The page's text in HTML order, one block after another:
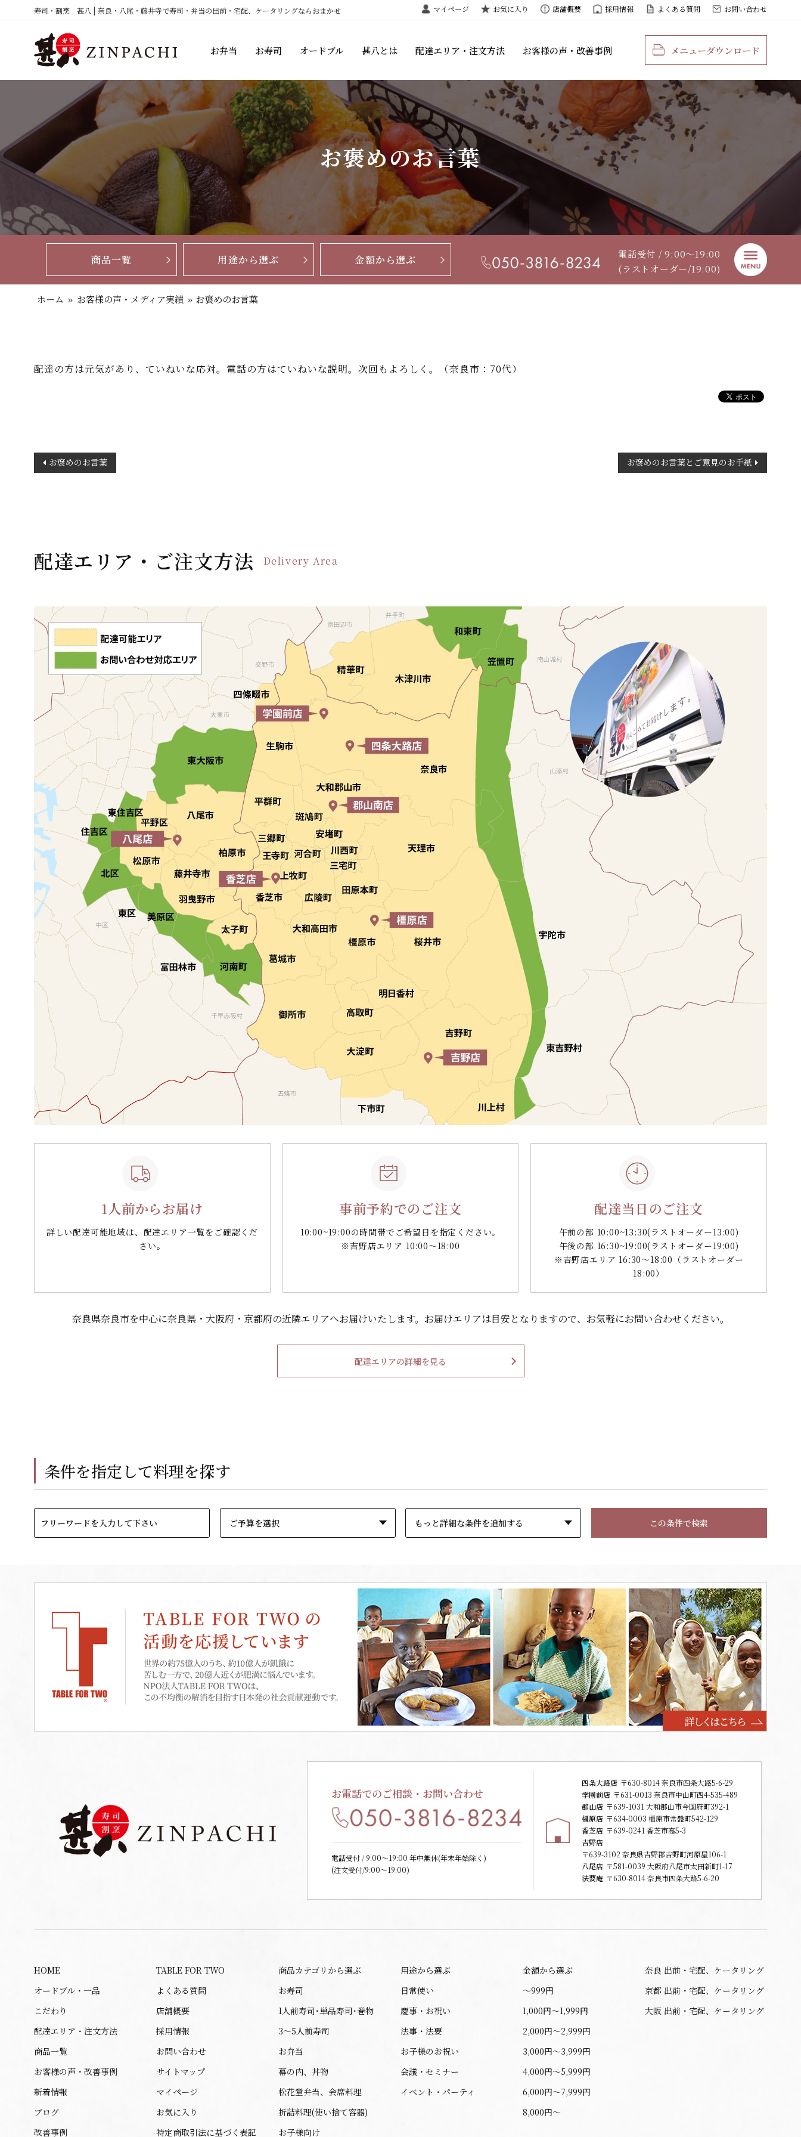
ン
プ
寿司・割烹 甚八 | 奈良・八尾・藤井寺で寿司・弁当の出前・宅配、ケータリングならおまかせ マイページ お気に入り 店舗概要 採用情報 よくある質問 お問い合わせ
お弁当 お寿司 オードブル 甚八とは 配達エリア・注文方法 お客様の声・改善事例 メニューダウンロード
お褒めのお言葉
商品一覧 用途から選ぶ 金額から選ぶ
電話受付 / 9:00〜19:00
(ラストオーダー/19:00)
ホーム » お客様の声・メディア実績 » お褒めのお言葉
配達の方は元気があり、ていねいな応対。電話の方はていねいな説明。次回もよろしく。（奈良市：70代）
稿
シ
ョ
お褒めのお言葉 お褒めのお言葉とご意見のお手紙
配達エリア・ご注文方法 Delivery Area
1人前からお届け
詳しい配達可能地域は、配達エリア一覧をご確認くだ
さい。
事前予約でのご注文
10:00~19:00の時間帯で ご希望日を指定ください。
※吉野店エリア 10:00～18:00
配達当日のご注文
午前の部 10:00~13:30(ラストオーダー13:00)
午後の部 16:30~19:00(ラストオーダー19:00)
※吉野店エリア 16:30～18:00（ラストオーダー
18:00）
奈良県奈良市を中心に奈良県・大阪府・京都府の近隣エリアへお届けいたします。 お届けエリアは目安となりますので、 お気軽にお問い合わせください。
配達エリアの詳細を見る
条件を指定して料理を探す
もっと詳細な条件を追加する この条件で検索
お電話でのご相談・お問い合わせ
電話受付 / 9:00〜19:00 年中無休(年末年始除く)
(注文受付/9:00～19:00)
四条大路店 〒630-8014 奈良市四条大路5-6-29
学園前店 〒631-0013 奈良市中山町西4-535-489
郡山店 〒639-1031 大和郡山市今国府町392-1
橿原店 〒634-0003 橿原市常盤町542-129
香芝店 〒639-0241 香芝市高5-3
吉野店
〒639-3102 奈良県吉野郡吉野町河原屋106-1
八尾店 〒581-0039 大阪府八尾市太田新町1-17
法要庵 〒630-8014 奈良市四条大路5-6-20
HOME
オードブル・一品
こだわり
配達エリア・注文方法
商品一覧
お客様の声・改善事例
新着情報
ブログ
改善事例
TABLE FOR TWO
よくある質問
店舗概要
採用情報
お問い合わせ
サイトマップ
マイページ
お気に入り
特定商取引法に基づく表記
商品カテゴリから選ぶ
お寿司
1人前寿司･単品寿司･巻物
3～5人前寿司
お弁当
幕の内、丼物
松花堂弁当、会席料理
折詰料理(使い捨て容器)
お子様向け
用途から選ぶ
日常使い
慶事・お祝い
法事・法要
お子様のお祝い
会議・セミナー
イベント・パーティ
金額から選ぶ
〜999円
1,000円〜1,999円
2,000円〜2,999円
3,000円〜3,999円
4,000円〜5,999円
6,000円〜7,999円
8,000円〜
奈良 出前・宅配、ケータリング
京都 出前・宅配、ケータリング
大阪 出前・宅配、ケータリング